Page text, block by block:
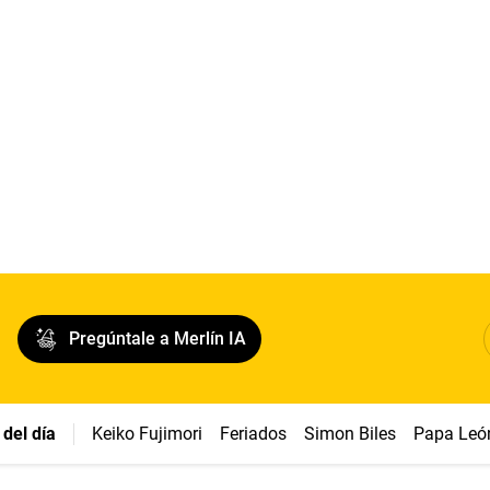
Pregúntale a Merlín IA
día Keiko Fujimori Feriados Simon Biles Papa